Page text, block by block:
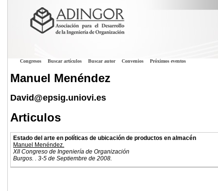
Congresos Buscar artículos Buscar autor Convenios Próximos eventos
Manuel Menéndez
David@epsig.uniovi.es
Articulos
Estado del arte en políticas de ubicación de productos en almacén
Manuel Menéndez.
XII Congreso de Ingeniería de Organización
Burgos. . 3-5 de Septiembre de 2008.